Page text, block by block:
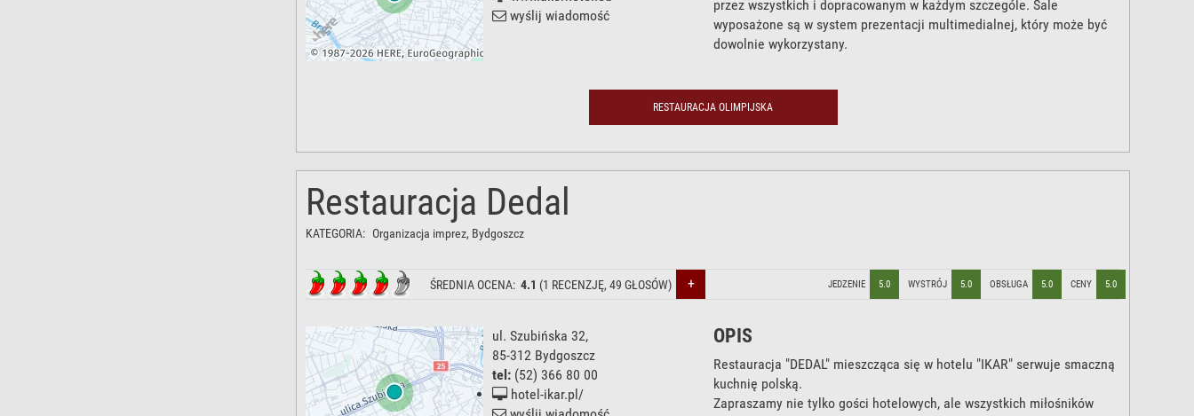
wyślij wiadomość
przez wszystkich i dopracowanym w każdym szczególe. Sale
wyposażone są w system prezentacji multimedialnej, który może być
dowolnie wykorzystany.
RESTAURACJA OLIMPIJSKA
Restauracja Dedal
KATEGORIA: Organizacja imprez, Bydgoszcz
ŚREDNIA OCENA: 4.1 (1 RECENZJĘ, 49 GŁOSÓW) + JEDZENIE 5.0 WYSTRÓJ 5.0 OBSŁUGA 5.0 CENY 5.0
ul. Szubińska 32,
85-312 Bydgoszcz
tel: (52) 366 80 00
hotel-ikar.pl/
OPIS
Restauracja "DEDAL" mieszcząca się w hotelu "IKAR" serwuje smaczną
kuchnię polską.
Zapraszamy nie tylko gości hotelowych, ale wszystkich miłośników